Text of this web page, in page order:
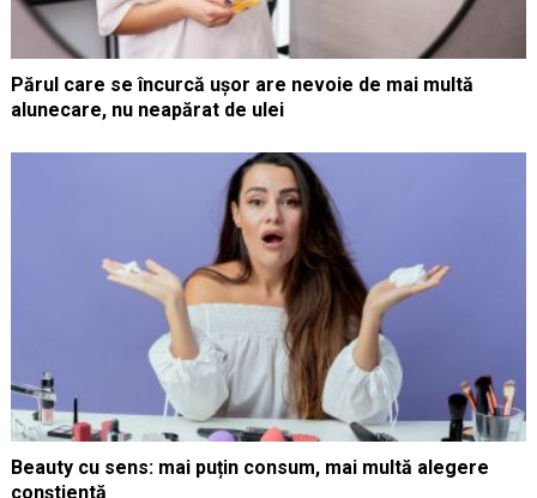
Părul care se încurcă ușor are nevoie de mai multă
alunecare, nu neapărat de ulei
Beauty cu sens: mai puțin consum, mai multă alegere
conștientă